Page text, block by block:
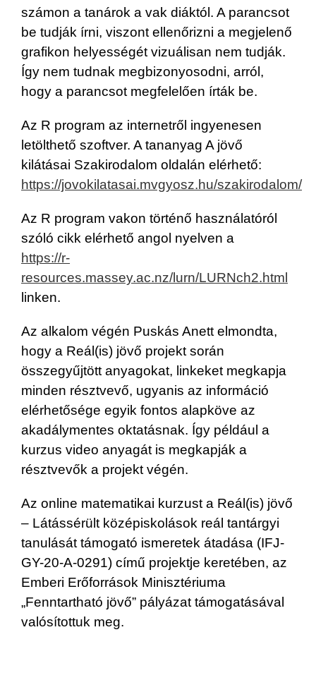
számon a tanárok a vak diáktól. A parancsot
be tudják írni, viszont ellenőrizni a megjelenő
grafikon helyességét vizuálisan nem tudják.
Így nem tudnak megbizonyosodni, arról,
hogy a parancsot megfelelően írták be.
Az R program az internetről ingyenesen
letölthető szoftver. A tananyag A jövő
kilátásai Szakirodalom oldalán elérhető:
https://jovokilatasai.mvgyosz.hu/szakirodalom/
Az R program vakon történő használatóról
szóló cikk elérhető angol nyelven a
https://r-
resources.massey.ac.nz/lurn/LURNch2.html
linken.
Az alkalom végén Puskás Anett elmondta,
hogy a Reál(is) jövő projekt során
összegyűjtött anyagokat, linkeket megkapja
minden résztvevő, ugyanis az információ
elérhetősége egyik fontos alapköve az
akadálymentes oktatásnak. Így például a
kurzus video anyagát is megkapják a
résztvevők a projekt végén.
Az online matematikai kurzust a Reál(is) jövő
– Látássérült középiskolások reál tantárgyi
tanulását támogató ismeretek átadása (IFJ-
GY-20-A-0291) című projektje keretében, az
Emberi Erőforrások Minisztériuma
„Fenntartható jövő” pályázat támogatásával
valósítottuk meg.